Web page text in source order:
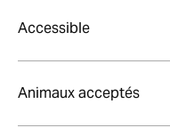
Accessible
Animaux acceptés